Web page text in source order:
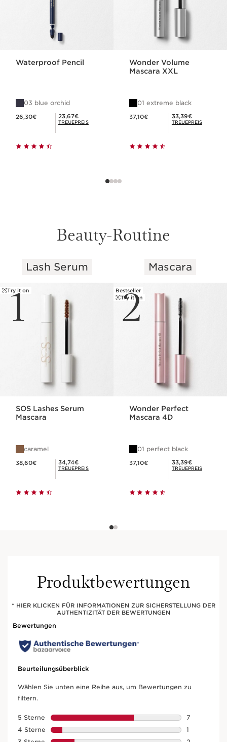
Waterproof Pencil
03 blue orchid
26,30€ Mitgliederpreis 23,67€
23,67€
TREUEPREIS
Wonder Volume
Mascara XXL
01 extreme black
37,10€ Mitgliederpreis 33,39€
33,39€
TREUEPREIS
Beauty-Routine
WEITER ZUM INHALT
Lash Serum
1
Try it on
SOS Lashes Serum
Mascara
caramel
38,60€ Mitgliederpreis 34,74€
34,74€
TREUEPREIS
Mascara
2
Bestseller
Try it on
Wonder Perfect
Mascara 4D
01 perfect black
37,10€ Mitgliederpreis 33,39€
33,39€
TREUEPREIS
Produktbewertungen
* HIER KLICKEN FÜR INFORMATIONEN ZUR SICHERSTELLUNG DER
AUTHENTIZITÄT DER BEWERTUNGEN